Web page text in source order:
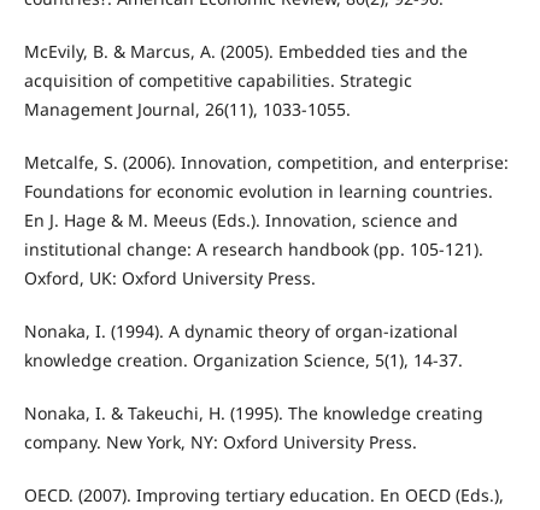
McEvily, B. & Marcus, A. (2005). Embedded ties and the
acquisition of competitive capabilities. Strategic
Management Journal, 26(11), 1033-1055.
Metcalfe, S. (2006). Innovation, competition, and enterprise:
Foundations for economic evolution in learning countries.
En J. Hage & M. Meeus (Eds.). Innovation, science and
institutional change: A research handbook (pp. 105-121).
Oxford, UK: Oxford University Press.
Nonaka, I. (1994). A dynamic theory of organ-izational
knowledge creation. Organization Science, 5(1), 14-37.
Nonaka, I. & Takeuchi, H. (1995). The knowledge creating
company. New York, NY: Oxford University Press.
OECD. (2007). Improving tertiary education. En OECD (Eds.),